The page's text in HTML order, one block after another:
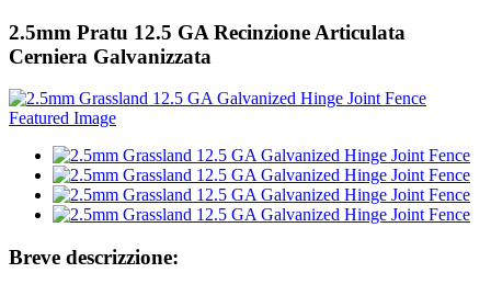
2.5mm Pratu 12.5 GA Recinzione Articulata
Cerniera Galvanizzata
Breve descrizzione: